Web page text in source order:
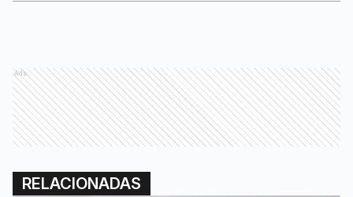
Ads
RELACIONADAS